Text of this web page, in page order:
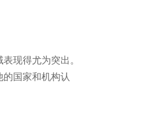
现得尤为突出。
国家和机构认